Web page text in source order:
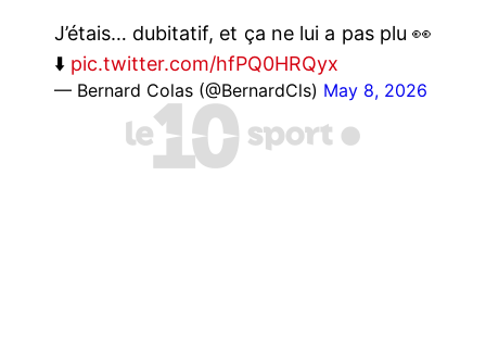
J’étais… dubitatif, et ça ne lui a pas plu 👀
⬇️ pic.twitter.com/hfPQ0HRQyx
— Bernard Colas (@BernardCls) May 8, 2026